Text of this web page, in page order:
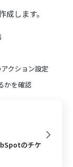
します。
クション設定
かを確認
のチケ